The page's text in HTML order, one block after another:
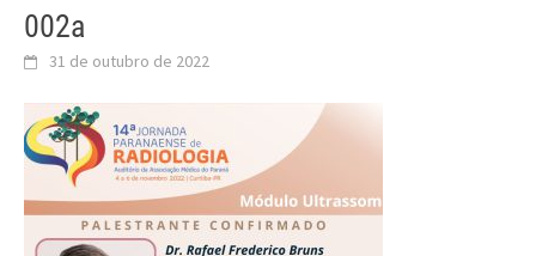
002a
31 de outubro de 2022